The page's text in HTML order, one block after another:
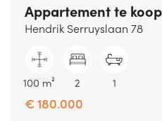
Appartement te koop
Hendrik Serruyslaan 78
100 m² 2 1
€ 180.000